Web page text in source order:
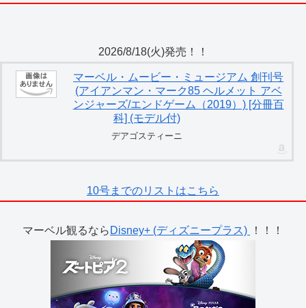
2026/8/18(火)発売！！
マーベル・ムービー・ミュージアム 創刊号
(アイアンマン・マーク85 ヘルメット アベ
ンジャーズ/エンドゲーム（2019）) [分冊百
科] (モデル付)
デアゴスティーニ
10号までのリストはこちら
マーベル観るなら Disney+ (ディズニープラス) ！！！